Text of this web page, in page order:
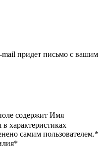
mail придет письмо с вашим
содержит Имя
в характеристиках
самим пользователем.*
*